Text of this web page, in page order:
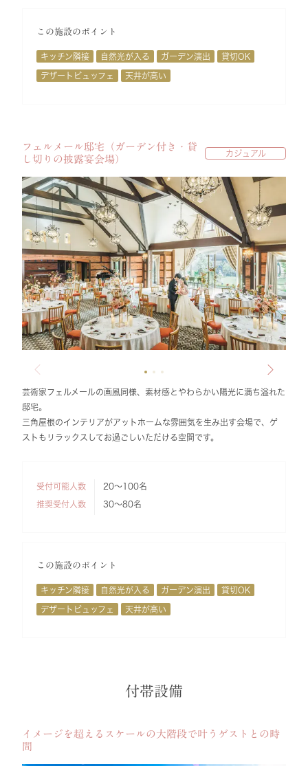
この施設のポイント
キッチン隣接 自然光が入る ガーデン演出 貸切OK
デザートビュッフェ 天井が高い
フェルメール邸宅（ガーデン付き・貸
し切りの披露宴会場）
カジュアル
芸術家フェルメールの画風同様、素材感とやわらかい陽光に満ち溢れた
邸宅。
三角屋根のインテリアがアットホームな雰囲気を生み出す会場で、ゲ
ストもリラックスしてお過ごしいただける空間です。
受付可能人数 20～100名
推奨受付人数 30～80名
この施設のポイント
キッチン隣接 自然光が入る ガーデン演出 貸切OK
デザートビュッフェ 天井が高い
付帯設備
イメージを超えるスケールの大階段で叶うゲストとの時
間